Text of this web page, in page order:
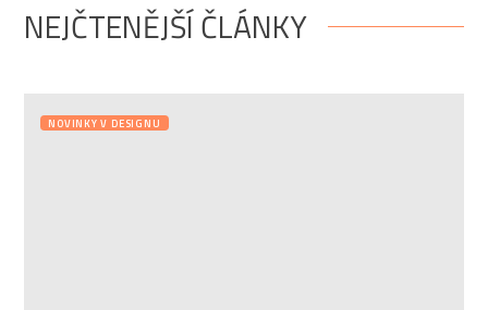
NEJČTENĚJŠÍ ČLÁNKY
NOVINKY V DESIGNU